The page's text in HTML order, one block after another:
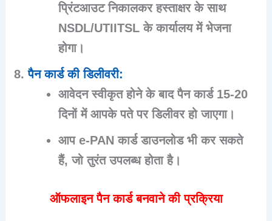
प्रिंटआउट निकालकर हस्ताक्षर के साथ
NSDL/UTIITSL के कार्यालय में भेजना
होगा।
पैन कार्ड की डिलीवरी:
आवेदन स्वीकृत होने के बाद पैन कार्ड 15-20
दिनों में आपके पते पर डिलीवर हो जाएगा।
आप e-PAN कार्ड डाउनलोड भी कर सकते
हैं, जो तुरंत उपलब्ध होता है।
ऑफलाइन पैन कार्ड बनवाने की प्रक्रिया